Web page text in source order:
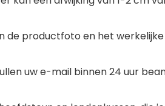
productfoto en het
uw e-mail binnen 24 uur